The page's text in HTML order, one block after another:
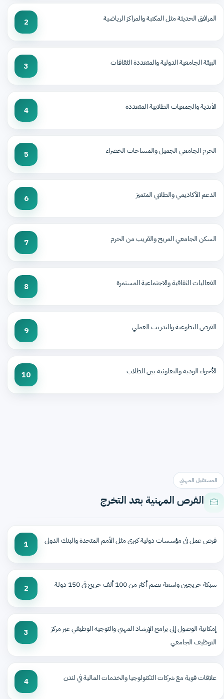
المرافق الحديثة مثل المكتبة والمراكز الرياضية 2
البيئة الجامعية الدولية والمتعددة الثقافات 3
الأندية والجمعيات الطلابية المتعددة 4
الحرم الجامعي الجميل والمساحات الخضراء 5
الدعم الأكاديمي والطلابي المتميز 6
السكن الجامعي المريح والقريب من الحرم 7
الفعاليات الثقافية والاجتماعية المستمرة 8
الفرص التطوعية والتدريب العملي 9
الأجواء الودية والتعاونية بين الطلاب 10
المستقبل المهني
الفرص المهنية بعد التخرج
فرص عمل في مؤسسات دولية كبرى مثل الأمم المتحدة والبنك الدولي 1
شبكة خريجين واسعة تضم أكثر من 100 ألف خريج في 150 دولة 2
إمكانية الوصول إلى برامج الإرشاد المهني والتوجيه الوظيفي عبر مركز
التوظيف الجامعي
3
علاقات قوية مع شركات التكنولوجيا والخدمات المالية في لندن 4